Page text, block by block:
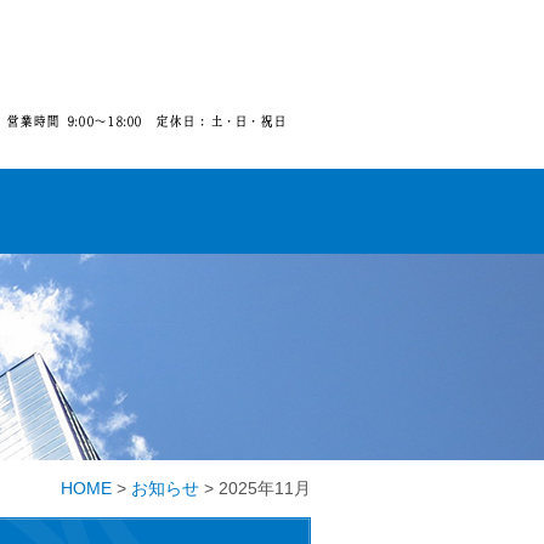
HOME > お知らせ > 2025年11月